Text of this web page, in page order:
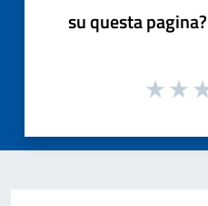
su questa pagina?